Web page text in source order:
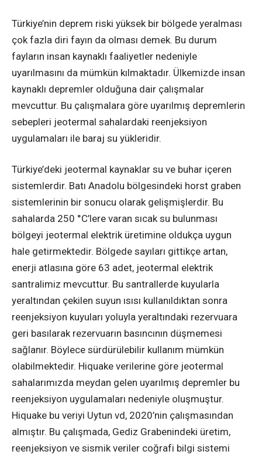
Türkiye’nin deprem riski yüksek bir bölgede yeralması
çok fazla diri fayın da olması demek. Bu durum
fayların insan kaynaklı faaliyetler nedeniyle
uyarılmasını da mümkün kılmaktadır. Ülkemizde insan
kaynaklı depremler olduğuna dair çalışmalar
mevcuttur. Bu çalışmalara göre uyarılmış depremlerin
sebepleri jeotermal sahalardaki reenjeksiyon
uygulamaları ile baraj su yükleridir.
Türkiye’deki jeotermal kaynaklar su ve buhar içeren
sistemlerdir. Batı Anadolu bölgesindeki horst graben
sistemlerinin bir sonucu olarak gelişmişlerdir. Bu
sahalarda 250 °C’lere varan sıcak su bulunması
bölgeyi jeotermal elektrik üretimine oldukça uygun
hale getirmektedir. Bölgede sayıları gittikçe artan,
enerji atlasına göre 63 adet, jeotermal elektrik
santralimiz mevcuttur. Bu santrallerde kuyularla
yeraltından çekilen suyun ısısı kullanıldıktan sonra
reenjeksiyon kuyuları yoluyla yeraltındaki rezervuara
geri basılarak rezervuarın basıncının düşmemesi
sağlanır. Böylece sürdürülebilir kullanım mümkün
olabilmektedir. Hiquake verilerine göre jeotermal
sahalarımızda meydan gelen uyarılmış depremler bu
reenjeksiyon uygulamaları nedeniyle oluşmuştur.
Hiquake bu veriyi Uytun vd, 2020’nin çalışmasından
almıştır. Bu çalışmada, Gediz Grabenindeki üretim,
reenjeksiyon ve sismik veriler coğrafi bilgi sistemi